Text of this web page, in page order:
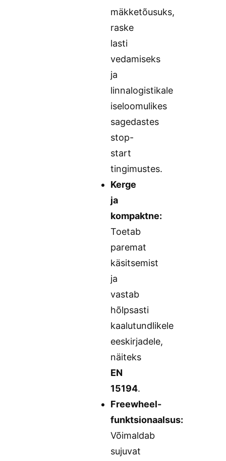
mäkketõusuks,
raske
lasti
vedamiseks
ja
linnalogistikale
iseloomulikes
sagedastes
stop-
start
tingimustes.
Kerge
ja
kompaktne:
Toetab
paremat
käsitsemist
ja
vastab
hõlpsasti
kaalutundlikele
eeskirjadele,
näiteks
EN
15194.
Freewheel-
funktsionaalsus:
Võimaldab
sujuvat